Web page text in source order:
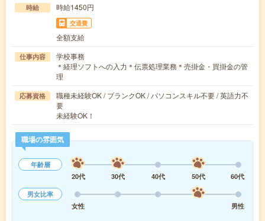
時給 時給1450円
交通費
全額支給
仕事内容
学校事務
＊経理ソフトへの入力＊伝票処理業務＊売掛金・買掛金の管
理
応募資格
職種未経験OK / ブランクOK / パソコンスキル不要 / 英語力不
要
未経験OK！
職場の雰囲気
年齢層
20代
30代 40代 50代
60代
男女比率
女性
男性